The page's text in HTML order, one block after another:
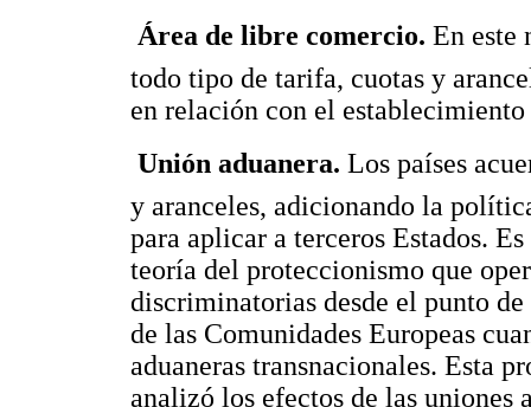
 Área de libre comercio. En este
todo tipo de tarifa, cuotas y
en relación con el
 Unión aduanera. Los países
y aranceles, adicionando la
para aplicar a terceros Estados.
teoría del proteccionismo que
discriminatorias desde el punto
de las Comunidades Europeas
aduaneras transnacionales. Esta
analizó los efectos de las uniones